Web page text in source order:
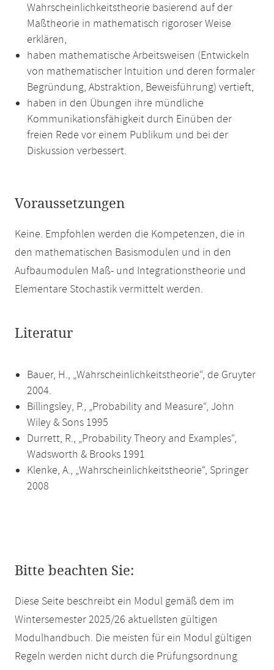
Wahrscheinlichkeitstheorie basierend auf der
Maßtheorie in mathematisch rigoroser Weise
erklären,
haben mathematische Arbeitsweisen (Entwickeln
von mathematischer Intuition und deren formaler
Begründung, Abstraktion, Beweisführung) vertieft,
haben in den Übungen ihre mündliche
Kommunikationsfähigkeit durch Einüben der
freien Rede vor einem Publikum und bei der
Diskussion verbessert.
Voraussetzungen
Keine. Empfohlen werden die Kompetenzen, die in
den mathematischen Basismodulen und in den
Aufbaumodulen Maß- und Integrationstheorie und
Elementare Stochastik vermittelt werden.
Literatur
Bauer, H., „Wahrscheinlichkeitstheorie“, de Gruyter
2004.
Billingsley, P., „Probability and Measure“, John
Wiley & Sons 1995
Durrett, R., „Probability Theory and Examples“,
Wadsworth & Brooks 1991
Klenke, A., „Wahrscheinlichkeitstheorie“, Springer
2008
Bitte beachten Sie:
Diese Seite beschreibt ein Modul gemäß dem im
Wintersemester 2025/26 aktuellsten gültigen
Modulhandbuch. Die meisten für ein Modul gültigen
Regeln werden nicht durch die Prüfungsordnung